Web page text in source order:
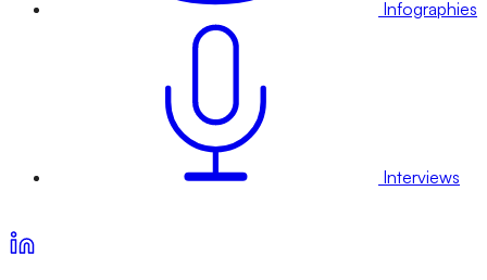
Infographies
Interviews